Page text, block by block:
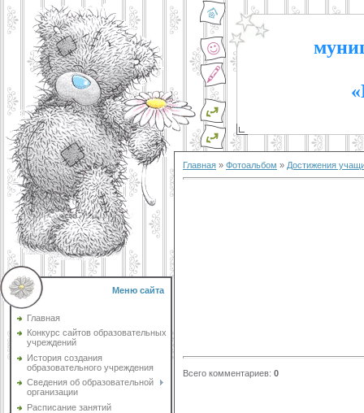
Меню сайта
Главная
Конкурс сайтов образовательных
учреждений
История создания
образовательного учреждения
Сведения об образовательной
организации
Расписание занятий
Главная » Фотоальбом » Достижения
Всего комментариев: 0